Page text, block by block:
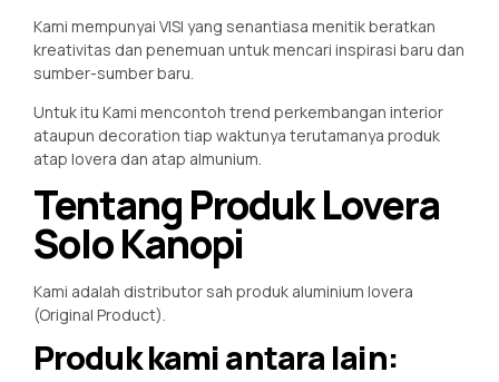
Kami mempunyai VISI yang senantiasa menitik beratkan
kreativitas dan penemuan untuk mencari inspirasi baru dan
sumber-sumber baru.
Untuk itu Kami mencontoh trend perkembangan interior
ataupun decoration tiap waktunya terutamanya produk
atap lovera dan atap almunium.
Tentang Produk Lovera
Solo Kanopi
Kami adalah distributor sah produk aluminium lovera
(Original Product).
Produk kami antara lain: